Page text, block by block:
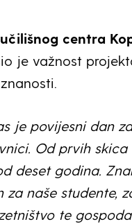
centra
je važnost
je povijesni dan
Od prvih
deset godina.
za naše studente,
te